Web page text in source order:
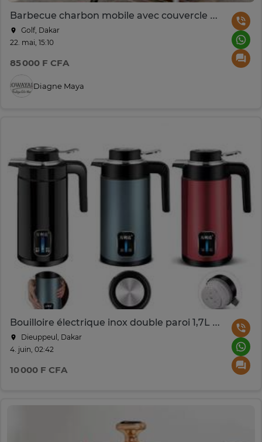
Barbecue charbon mobile avec couvercle ventilé et étagères
Golf, Dakar
22. mai, 15:10
85 000 F CFA
Diagne Maya
Bouilloire électrique inox double paroi 1,7L colorée
Dieuppeul, Dakar
4. juin, 02:42
10 000 F CFA